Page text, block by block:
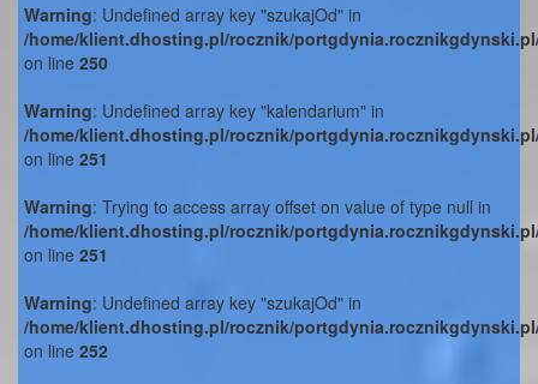
Warning: Undefined array key "szukajOd" in
/home/klient.dhosting.pl/rocznik/
on line 250
Warning: Undefined array key "kalendarium" in
/home/klient.dhosting.pl/rocznik/
on line 251
Warning: Trying to access array offset on value of type null in
/home/klient.dhosting.pl/rocznik/
on line 251
Warning: Undefined array key "szukajOd" in
/home/klient.dhosting.pl/rocznik/
on line 252